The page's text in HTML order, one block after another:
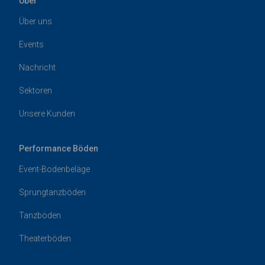
Über uns
Events
Nachricht
Sektoren
Unsere Kunden
Performance Böden
Event-Bodenbeläge
Sprungtanzböden
Tanzböden
Theaterböden